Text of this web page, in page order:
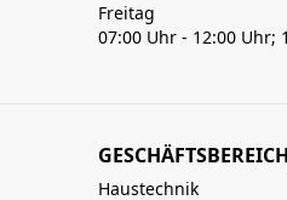
Freitag
07:00 Uhr - 12:00 Uhr;
Haustechnik